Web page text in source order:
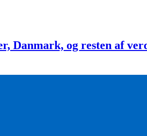
Danmark, og resten af